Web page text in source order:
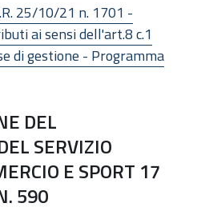
25/10/21 n. 1701 -
ai sensi dell'art.8 c.1
di gestione - Programma
DEL
SERVIZIO
E SPORT 17
590